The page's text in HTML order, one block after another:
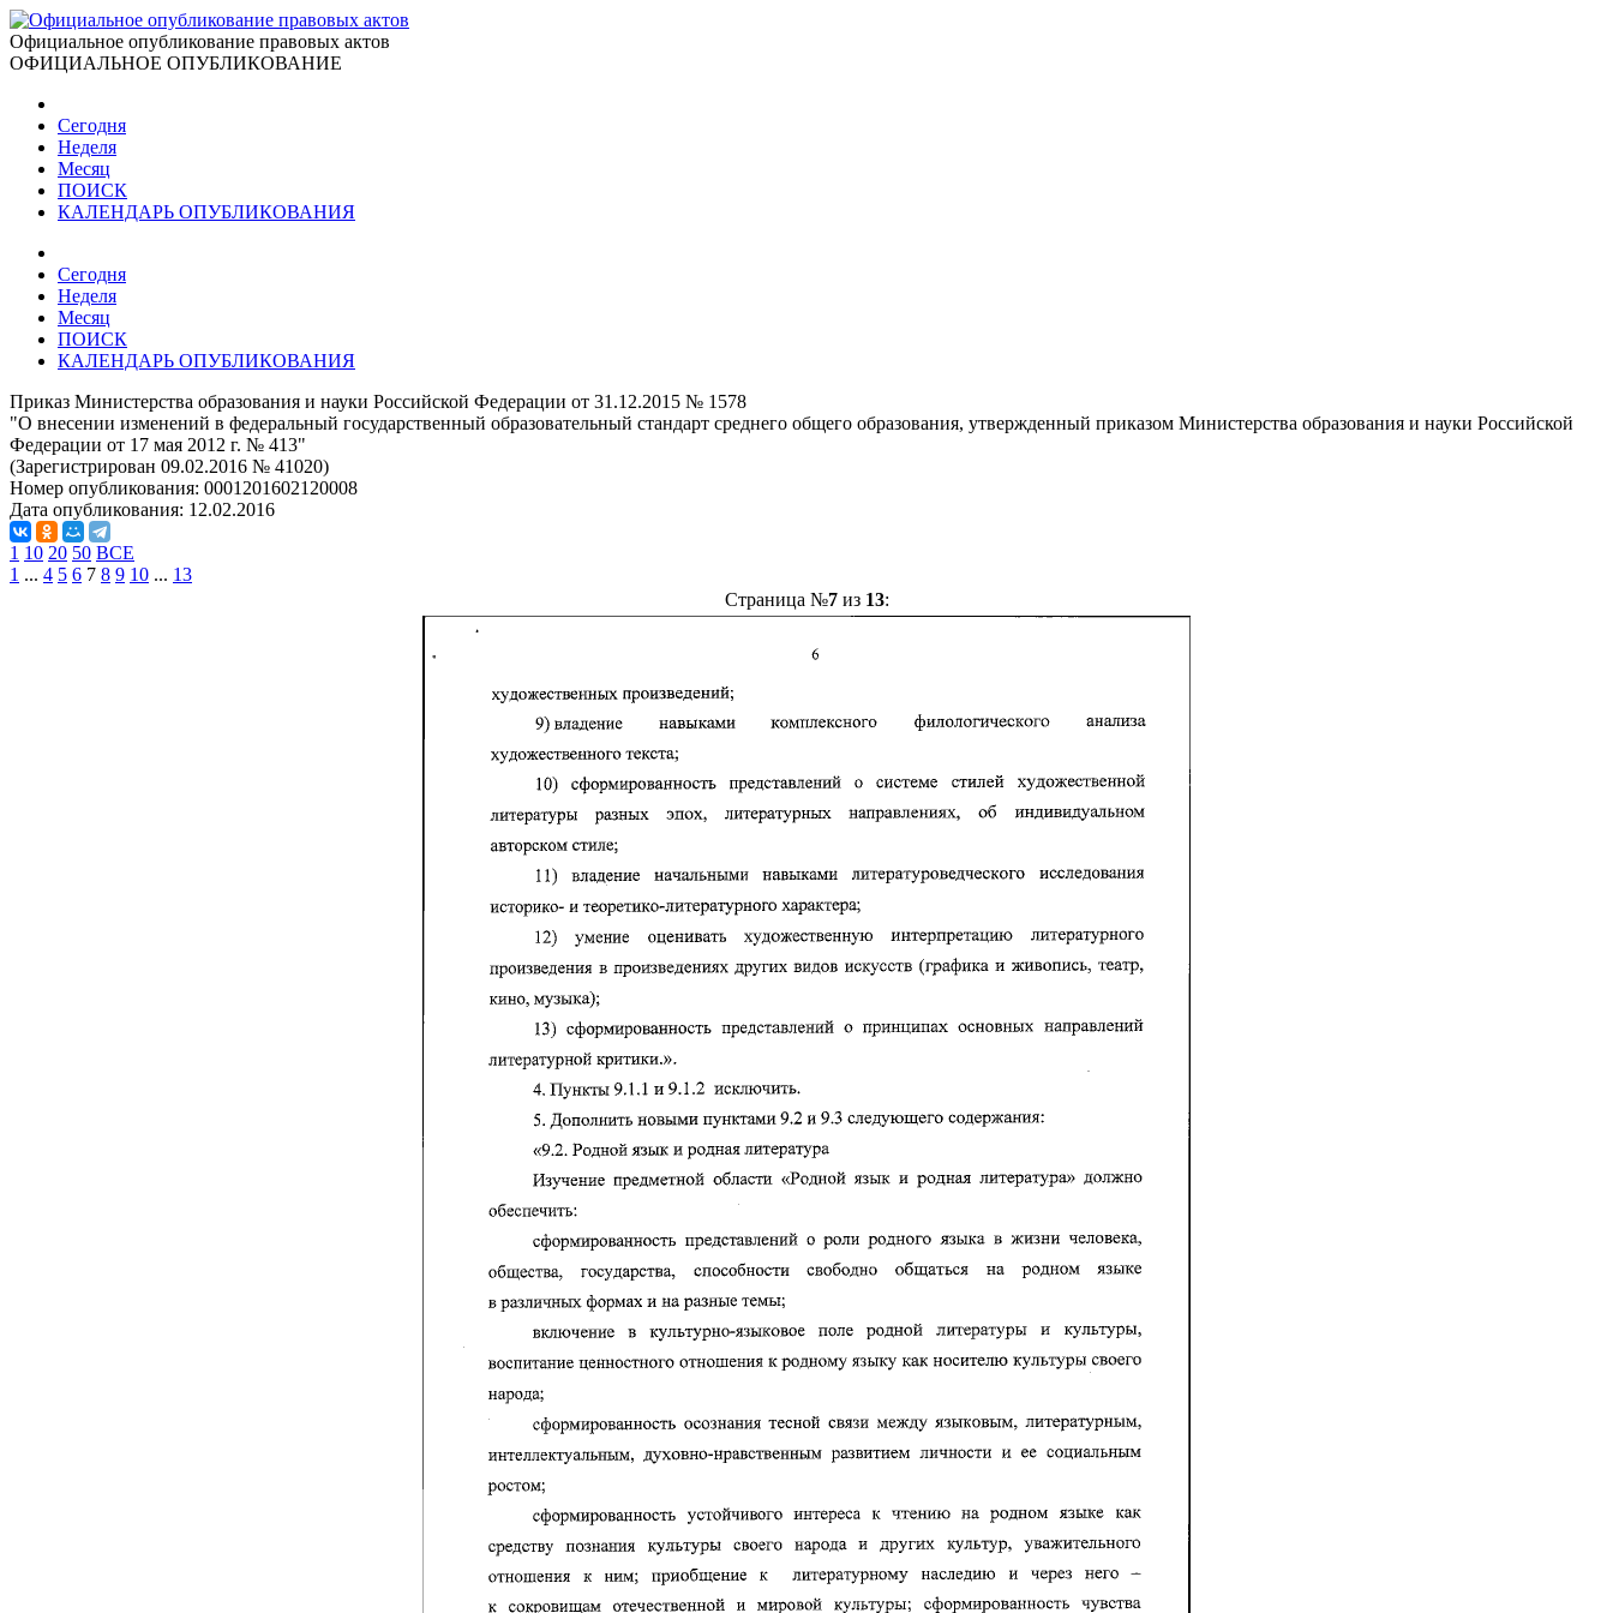
Официальное опубликование правовых актов
ОФИЦИАЛЬНОЕ ОПУБЛИКОВАНИЕ
Сегодня
Неделя
Месяц
ПОИСК
КАЛЕНДАРЬ ОПУБЛИКОВАНИЯ
Сегодня
Неделя
Месяц
ПОИСК
КАЛЕНДАРЬ ОПУБЛИКОВАНИЯ
Приказ Министерства образования и науки Российской Федерации от 31.12.2015 № 1578
"О внесении изменений в федеральный государственный образовательный стандарт среднего общего образования, утвержденный приказом Министерства образования и науки Российской
Федерации от 17 мая 2012 г. № 413"
(Зарегистрирован 09.02.2016 № 41020)
Номер опубликования: 0001201602120008
Дата опубликования: 12.02.2016
1 10 20 50 ВСЕ
1 ... 4 5 6 7 8 9 10 ... 13
Страница №7из 13: